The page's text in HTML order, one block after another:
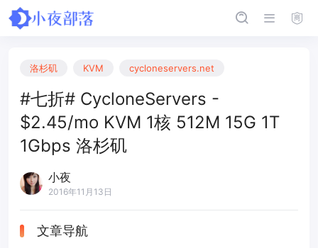
洛杉矶 KVM cycloneservers.net
#七折# CycloneServers -
$2.45/mo KVM 1核 512M 15G 1T
1Gbps 洛杉矶
小夜
2016年11月13日
文章导航